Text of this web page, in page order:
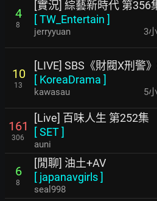
4
8
[實況] 綜藝新時代 第356
[TW_Entertain ]
jerryyuan 3
10
13
[LIVE] SBS《財閥X刑警
[ KoreaDrama ]
kawasau 5
161
306
[Live] 百味人生 第252集
[SET]
auni
6
8
[閒聊] 油土+AV
[ japanavgirls]
seal998